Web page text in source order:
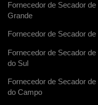
Fornecedor de Secador
Grande
Fornecedor de Secador
Fornecedor de Secador
do Sul
Fornecedor de Secador
do Campo